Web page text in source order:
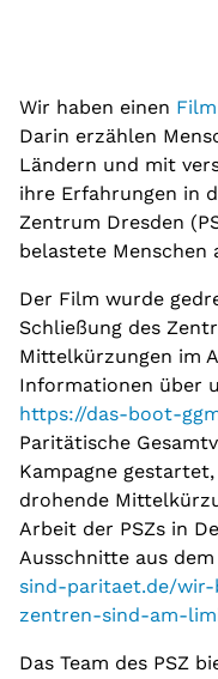
Unabhängige
Projekte
Modellprojekt
Projekt „Eigene
Selbsthilfe
Selbsthilfegruppen
Teilhabeangebote
Beschäftigung und
Teestuben
Teestuben Süd,
Wir haben einen Film
Darin erzählen
Ländern und mit
ihre Erfahrungen in
Zentrum Dresden
belastete Menschen
Der Film wurde
Schließung des
Mittelkürzungen im
Informationen über
https://das-boot-
Paritätische
Kampagne
drohende
Arbeit der PSZs in
Ausschnitte aus
sind-paritaet.de/
zentren-sind-am-
Das Team des PSZ